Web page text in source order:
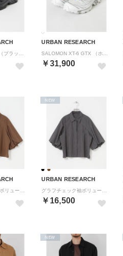
URBAN RESEARCH
￥31,900
URBAN RESEARCH
￥16,500
NEW
NEW